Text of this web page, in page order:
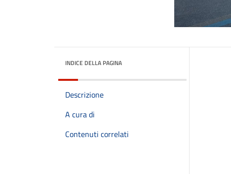
INDICE DELLA PAGINA
Descrizione
A cura di
Contenuti correlati